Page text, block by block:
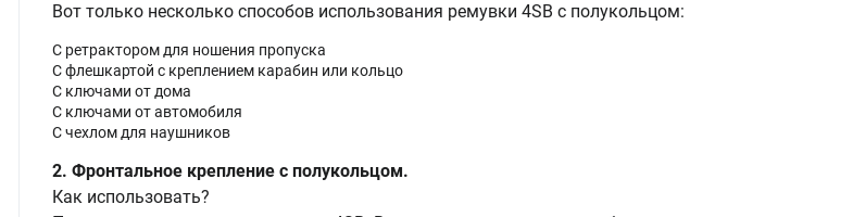
Вот только несколько способов использования ремувки 4SB с полукольцом:
С ретрактором для ношения пропуска
С флешкартой с креплением карабин или кольцо
С ключами от дома
С ключами от автомобиля
С чехлом для наушников
2. Фронтальное крепление с полукольцом.
Как использовать?